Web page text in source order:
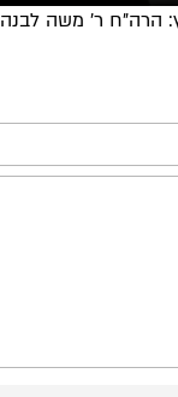
הרה"ח ר' משה